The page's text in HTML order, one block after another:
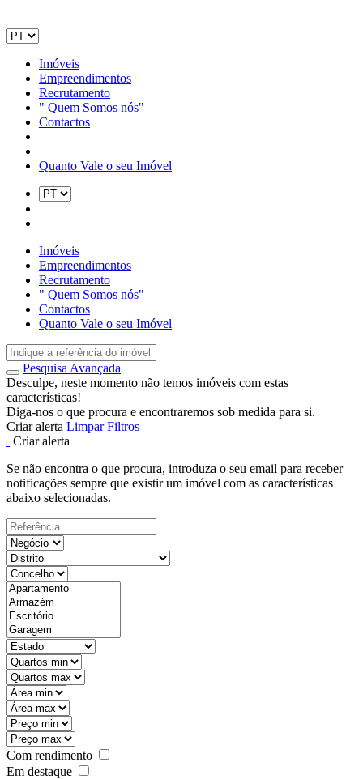
Imóveis
Empreendimentos
Recrutamento
" Quem Somos nós"
Contactos
Quanto Vale o seu Imóvel
Imóveis
Empreendimentos
Recrutamento
" Quem Somos nós"
Contactos
Quanto Vale o seu Imóvel
Pesquisa Avançada
Desculpe, neste momento não temos imóveis com estas
características!
Diga-nos o que procura e encontraremos sob medida para si.
Criar alerta Limpar Filtros
Criar alerta
Se não encontra o que procura, introduza o seu email para receber
notificações sempre que existir um imóvel com as características
abaixo selecionadas.
Com rendimento
Em destaque